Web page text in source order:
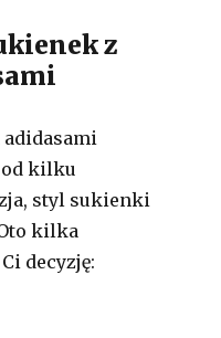
z
kilku
styl sukienki
kilka
decyzję: